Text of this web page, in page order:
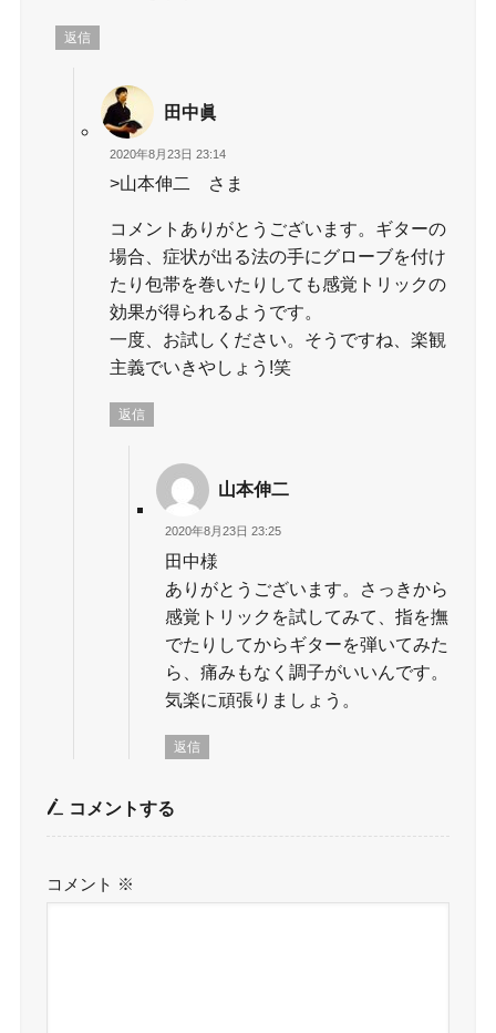
返信
田中眞
2020年8月23日 23:14
>山本伸二 さま
コメントありがとうございます。ギターの
場合、症状が出る法の手にグローブを付け
たり包帯を巻いたりしても感覚トリックの
効果が得られるようです。
一度、お試しください。そうですね、楽観
主義でいきやしょう!笑
返信
山本伸二
2020年8月23日 23:25
田中様
ありがとうございます。さっきから
感覚トリックを試してみて、指を撫
でたりしてからギターを弾いてみた
ら、痛みもなく調子がいいんです。
気楽に頑張りましょう。
返信
コメントする
コメント ※